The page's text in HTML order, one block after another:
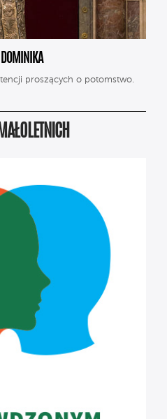
DOMINIKA
proszących o potomstwo.